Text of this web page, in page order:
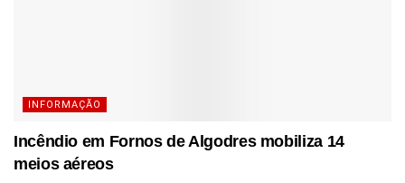
INFORMAÇÃO
Incêndio em Fornos de Algodres mobiliza 14
meios aéreos